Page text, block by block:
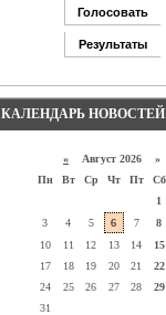
КАЛЕНДАРЬ НОВОСТЕЙ
« Август 2026 »
Пн
Вт Ср Чт Пт Сб
1
3
4 5 6 7 8
10
11 12 13 14 15
17
18 19 20 21 22
24
25 26 27 28 29
31